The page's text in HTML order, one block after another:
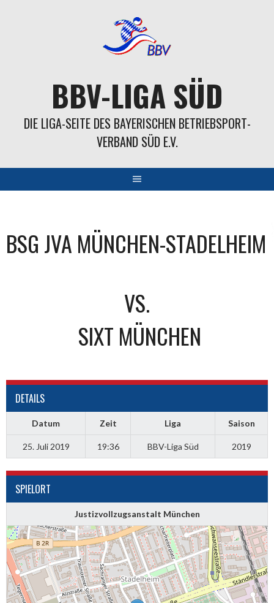
BBV-LIGA SÜD
DIE LIGA-SEITE DES BAYERISCHEN BETRIEBSPORT-
VERBAND SÜD E.V.
BSG JVA MÜNCHEN-STADELHEIM
VS.
SIXT MÜNCHEN
DETAILS
Datum Zeit Liga Saison
25. Juli 2019 19:36 BBV-Liga Süd 2019
SPIELORT
Justizvollzugsanstalt München